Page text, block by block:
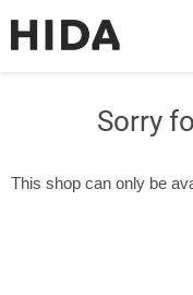
Sorry
This shop can only be